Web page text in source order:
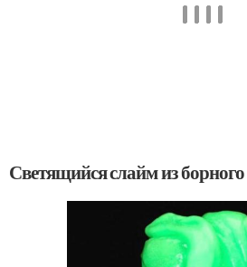
Светящийся слайм из